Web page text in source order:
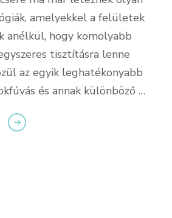
amelyekkel a felületek
anélkül, hogy komolyabb
tisztításra lenne
az egyik leghatékonyabb
és annak különböző …